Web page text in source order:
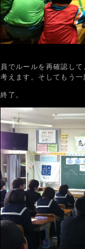
でルールを再確認し
えます。そしてもう
了。